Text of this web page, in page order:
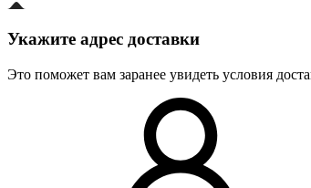
Укажите адрес доставки
Это поможет вам заранее увидеть условия